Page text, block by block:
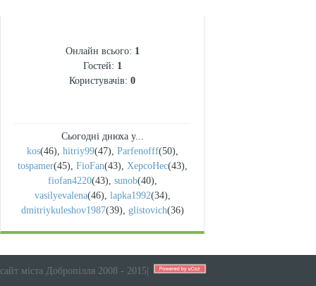
Онлайн всього: 1
Гостей: 1
Користувачів: 0
Сьогодні днюха у...
kos(46), hitriy99(47), Parfenofff(50),
tospamer(45), FioFan(43), XepcoHec(43),
fiofan4220(43), sunob(40),
vasilyevalena(46), lapka1992(34),
dmitriykuleshov1987(39), glistovich(36)
сайт міста Добропілля 2008 - 2015